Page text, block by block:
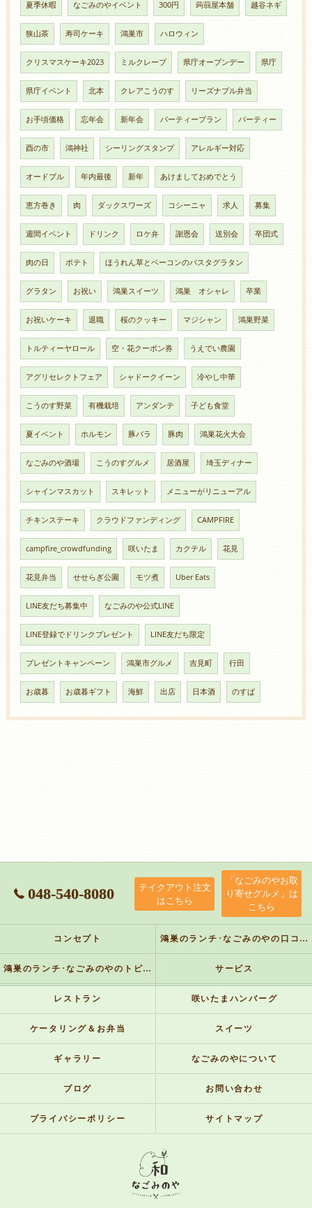
夏季休暇 なごみのやイベント 300円 蒟蒻屋本舗 越谷ネギ
狭山茶 寿司ケーキ 鴻巣市 ハロウィン
クリスマスケーキ2023 ミルクレープ 県庁オープンデー 県庁
県庁イベント 北本 クレアこうのす リーズナブル弁当
お手頃価格 忘年会 新年会 パーティープラン パーティー
酉の市 鴻神社 シーリングスタンプ アレルギー対応
オードブル 年内最後 新年 あけましておめでとう
恵方巻き 肉 ダックスワーズ コシーニャ 求人 募集
週間イベント ドリンク ロケ弁 謝恩会 送別会 卒団式
肉の日 ポテト ほうれん草とベーコンのパスタグラタン
グラタン お祝い 鴻巣スイーツ 鴻巣 オシャレ 卒業
お祝いケーキ 退職 桜のクッキー マジシャン 鴻巣野菜
トルティーヤロール 空・花クーポン券 うえでい農園
アグリセレクトフェア シャドークイーン 冷やし中華
こうのす野菜 有機栽培 アンダンテ 子ども食堂
夏イベント ホルモン 豚バラ 豚肉 鴻巣花火大会
なごみのや酒場 こうのすグルメ 居酒屋 埼玉ディナー
シャインマスカット スキレット メニューがリニューアル
チキンステーキ クラウドファンディング CAMPFIRE
campfire_crowdfunding 咲いたま カクテル 花見
花見弁当 せせらぎ公園 モツ煮 Uber Eats
LINE友だち募集中 なごみのや公式LINE
LINE登録でドリンクプレゼント LINE友だち限定
プレゼントキャンペーン 鴻巣市グルメ 吉見町 行田
お歳暮 お歳暮ギフト 海鮮 出店 日本酒 のすぱ
048-540-8080
テイクアウト注文
はこちら
「なごみのやお取
り寄せグルメ」は
こちら
コンセプト 鴻巣のランチ･なごみのやの口コミ情報
鴻巣のランチ･なごみのやのトピックス サービス
レストラン 咲いたまハンバーグ
ケータリング＆お弁当 スイーツ
ギャラリー なごみのやについて
ブログ お問い合わせ
プライバシーポリシー サイトマップ